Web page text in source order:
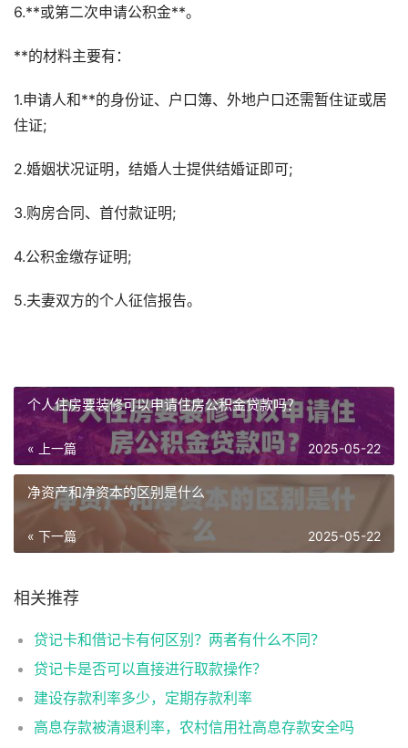
6.**或第二次申请公积金**。
**的材料主要有：
1.申请人和**的身份证、户口簿、外地户口还需暂住证或居
住证;
2.婚姻状况证明，结婚人士提供结婚证即可;
3.购房合同、首付款证明;
4.公积金缴存证明;
5.夫妻双方的个人征信报告。
个人住房要装修可以申请住房公积金贷款吗？
« 上一篇 2025-05-22
净资产和净资本的区别是什么
« 下一篇 2025-05-22
相关推荐
贷记卡和借记卡有何区别？两者有什么不同？
贷记卡是否可以直接进行取款操作？
建设存款利率多少，定期存款利率
高息存款被清退利率，农村信用社高息存款安全吗